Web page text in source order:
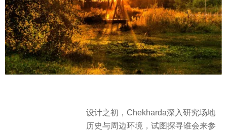
设计之初，Chekharda深入研究场地
历史与周边环境，试图探寻谁会来参